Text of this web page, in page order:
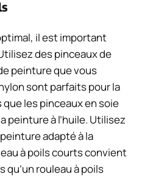
il est important
des pinceaux de
peinture que vous
sont parfaits pour la
les pinceaux en soie
peinture à l’huile. Utilisez
adapté à la
à poils courts convient
qu’un rouleau à poils